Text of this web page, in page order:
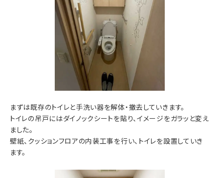
まずは既存のトイレと手洗い器を解体・撤去していきます。
トイレの吊戸にはダイノックシートを貼り、イメージをガラッと変え
ました。
壁紙、クッションフロアの内装工事を行い、トイレを設置していき
ます。